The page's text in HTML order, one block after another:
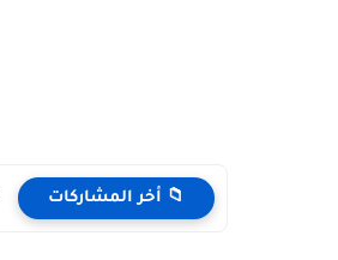
📁 أخر المشاركات